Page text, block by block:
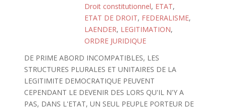
Droit constitutionnel, ETAT,
ETAT DE DROIT, FEDERALISME,
LAENDER, LEGITIMATION,
ORDRE JURIDIQUE
DE PRIME ABORD INCOMPATIBLES, LES
STRUCTURES PLURALES ET UNITAIRES DE LA
LEGITIMITE DEMOCRATIQUE PEUVENT
CEPENDANT LE DEVENIR DES LORS QU'IL N'Y A
PAS, DANS L'ETAT, UN SEUL PEUPLE PORTEUR DE